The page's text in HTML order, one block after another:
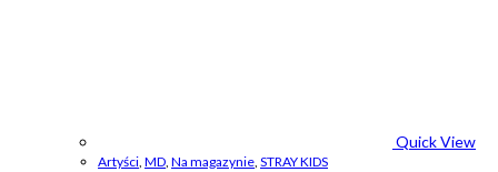
Quick View
Artyści, MD, Na magazynie, STRAY KIDS